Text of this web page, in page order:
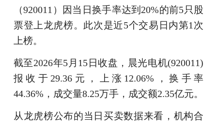
（920011）因当日换手率达到20%的前5只股
票登上龙虎榜。此次是近5个交易日内第1次
上榜。
截至2026年5月15日收盘，晨光电机(920011)
报收于29.36元，上涨12.06%，换手率
44.36%，成交量8.25万手，成交额2.35亿元。
从龙虎榜公布的当日买卖数据来看，机构合